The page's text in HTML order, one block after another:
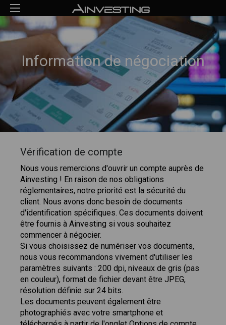
Information de négociation
Vérification de compte
Nous vous remercions d'ouvrir un compte auprès de
Ainvesting ! En raison de nos obligations
réglementaires, notre priorité est la sécurité du
client. Nous avons donc besoin de documents
d'identification spécifiques. Ces documents doivent
être fournis à Ainvesting si vous souhaitez
commencer à négocier.
Si vous choisissez de numériser vos documents,
nous vous recommandons vivement d'utiliser les
paramètres suivants : 200 dpi, niveaux de gris (pas
en couleur), format de fichier devant être JPEG,
résolution définie sur 24 bits.
Les documents peuvent également être
photographiés avec votre smartphone et